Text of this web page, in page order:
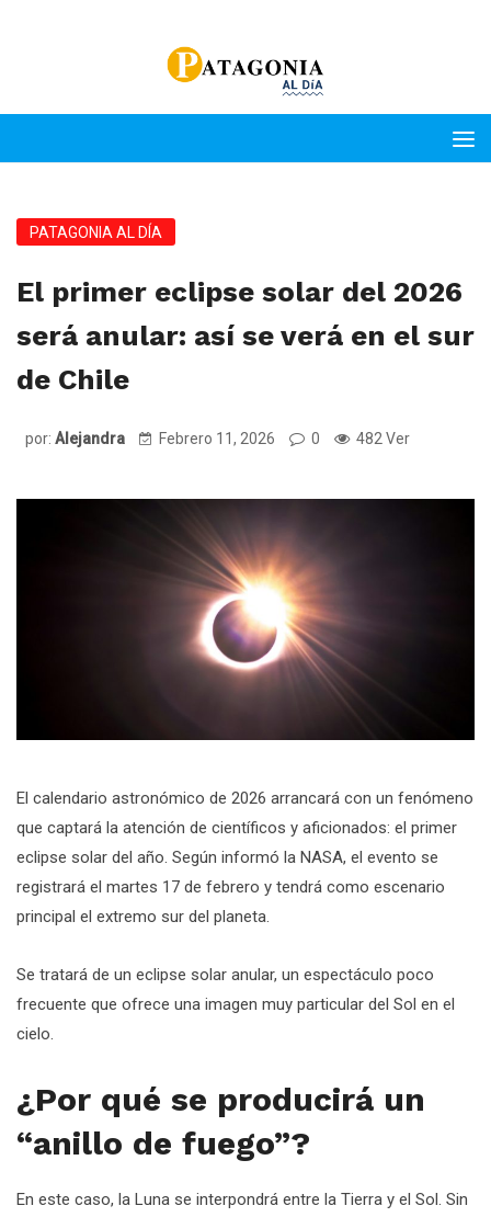
PATAGONIA AL DÍA
El primer eclipse solar del 2026
será anular: así se verá en el sur
de Chile
por: Alejandra Febrero 11, 2026 0 482 Ver
El calendario astronómico de 2026 arrancará con un fenómeno
que captará la atención de científicos y aficionados: el primer
eclipse solar del año. Según informó la NASA, el evento se
registrará el martes 17 de febrero y tendrá como escenario
principal el extremo sur del planeta.
Se tratará de un eclipse solar anular, un espectáculo poco
frecuente que ofrece una imagen muy particular del Sol en el
cielo.
¿Por qué se producirá un
“anillo de fuego”?
En este caso, la Luna se interpondrá entre la Tierra y el Sol. Sin